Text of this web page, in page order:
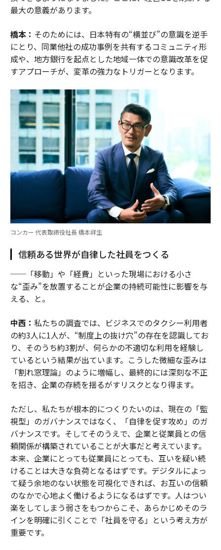
最大の意義があります。
橋本： そのためには、日本特有の“横並び”の意識を逆手
にとり、同業他社の成功事例を共有するコミュニティ形
成や、地方銀行を起点とした地域一体での意識改革を促
すアプローチが、変革の強力なトリガーとなります。
コンカー 代表取締役社長 橋本祥生
信頼ある世界が自律した社員をつくる
──「移動」や「経費」といった現場における小さ
な“歪み”を放置することが企業の持続可能性に影響を与
える、と。
中西： 私たちの調査では、ビジネスでのタクシー利用者
の約3人に1人が、“制度上の抜け穴”の存在を認識してお
り、そのうち約3割が、何らかの不適切な利用を経験し
ているという結果が出ています。こうした微細な歪みは
「割れ窓理論」のように増幅し、最終的には深刻な不正
を招き、企業の存続を揺るがすリスクとなり得ます。
ただし、私たちが根本的につくりたいのは、現在の「監
視型」のガバナンスではなく、「自律を促す攻め」のガ
バナンスです。そしてそのうえで、企業と従業員との信
頼関係が構築されていることが大事だと考えています。
本来、企業にとっても従業員にとっても、互いを疑い続
けることは大きな負荷となるはずです。デジタルによっ
て疑う余地のない状態を可視化できれば、お互いの信頼
のなかで心地よく働けるようになるはずです。人はつい
楽をしてしまう弱さをもつからこそ、あらかじめそのラ
インを明確に引くことで「社員を守る」という考え方が
重要です。